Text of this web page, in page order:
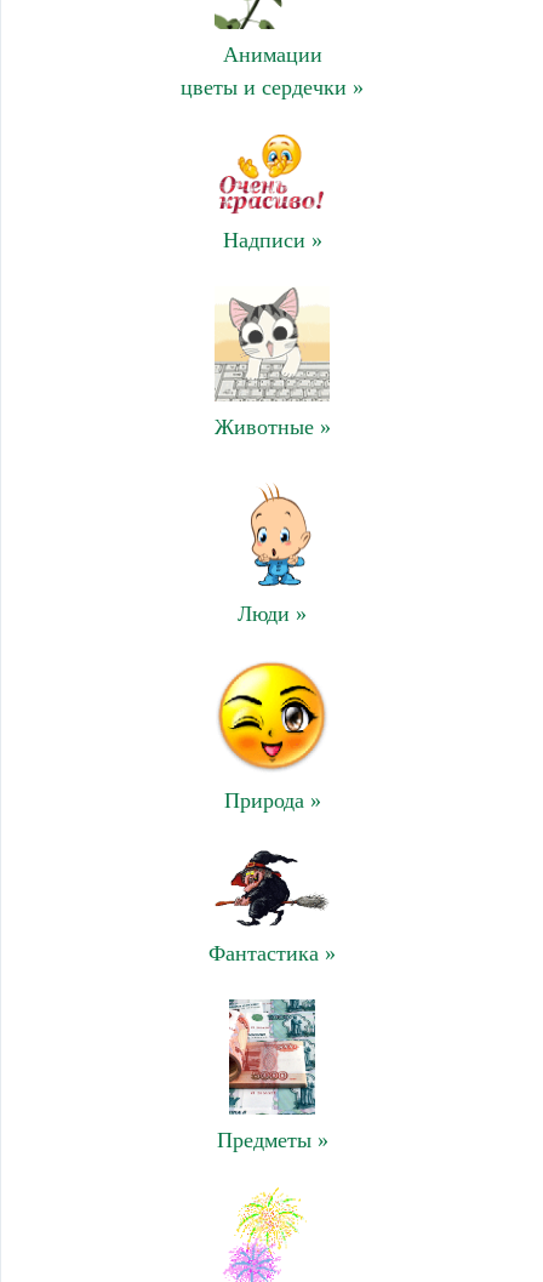
Анимации
цветы и сердечки »
Надписи »
Животные »
Люди »
Природа »
Фантастика »
Предметы »